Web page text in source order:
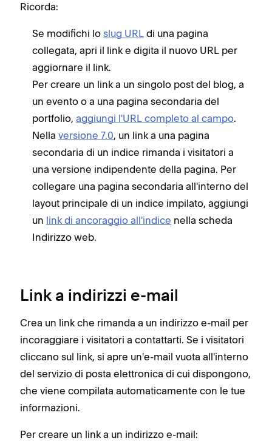
Ricorda:
Se modifichi lo slug URL di una pagina
collegata, apri il link e digita il nuovo URL per
aggiornare il link.
Per creare un link a un singolo post del blog, a
un evento o a una pagina secondaria del
portfolio, aggiungi l'URL completo al campo.
Nella versione 7.0, un link a una pagina
secondaria di un indice rimanda i visitatori a
una versione indipendente della pagina. Per
collegare una pagina secondaria all'interno del
layout principale di un indice impilato, aggiungi
un link di ancoraggio all'indice nella scheda
Indirizzo web.
Link a indirizzi e-mail
Crea un link che rimanda a un indirizzo e-mail per
incoraggiare i visitatori a contattarti. Se i visitatori
cliccano sul link, si apre un'e-mail vuota all'interno
del servizio di posta elettronica di cui dispongono,
che viene compilata automaticamente con le tue
informazioni.
Per creare un link a un indirizzo e-mail: